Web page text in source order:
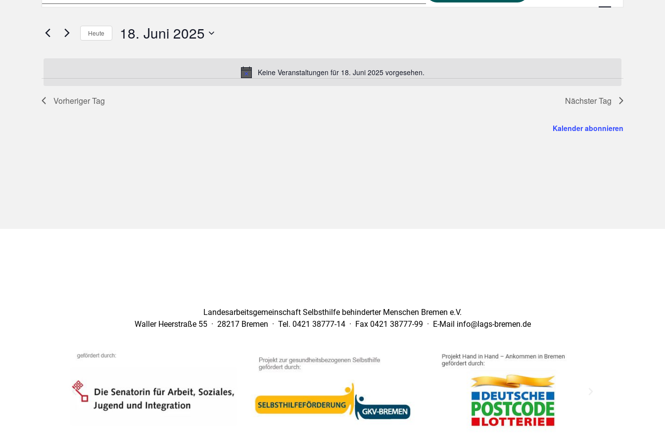
Hinweis
Keine Veranstaltungen für 18. Juni 2025 vorgesehen.
Ansichten,
Suche
Schlüsselwort.
Navigation
Heute 18. Juni 2025
Vorheriger Tag Nächster Tag
Kalender abonnieren
Landesarbeitsgemeinschaft Selbsthilfe behinderter Menschen Bremen e.V.
Waller Heerstraße 55 · 28217 Bremen · Tel. 0421 38777-14 · Fax 0421 38777-99 · E-Mail info@lags-bremen.de